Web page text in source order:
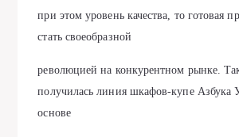
при этом уровень качества, то готовая
стать своеобразной
революцией на конкурентном рынке.
получилась линия шкафов-купе
основе